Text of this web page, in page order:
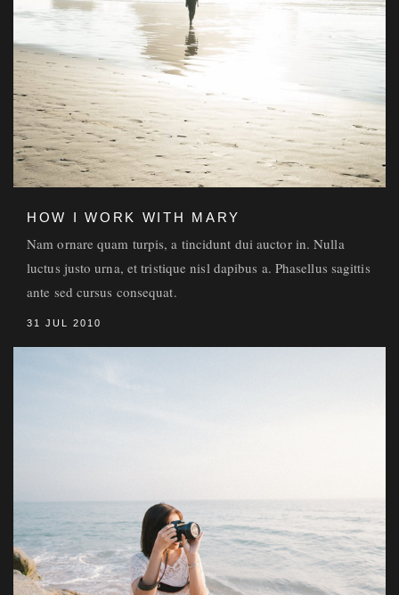
HOW I WORK WITH MARY
Nam ornare quam turpis, a tincidunt dui auctor in. Nulla
luctus justo urna, et tristique nisl dapibus a. Phasellus sagittis
ante sed cursus consequat.
31 JUL 2010